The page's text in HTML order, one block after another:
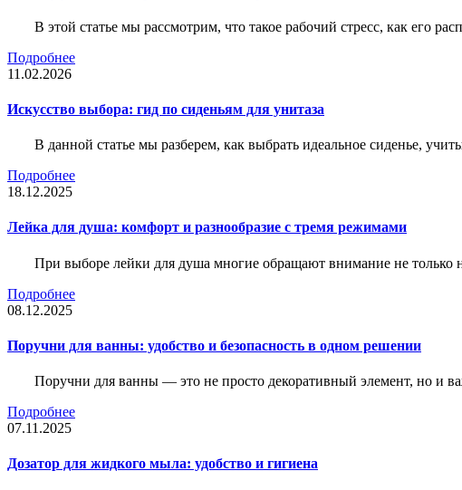
В этой статье мы рассмотрим, что такое рабочий стресс, как его
Подробнее
11.02.2026
Искусство выбора: гид по сиденьям для унитаза
В данной статье мы разберем, как выбрать идеальное сиденье,
Подробнее
18.12.2025
Лейка для душа: комфорт и разнообразие с тремя режимами
При выборе лейки для душа многие обращают внимание не только
Подробнее
08.12.2025
Поручни для ванны: удобство и безопасность в одном решении
Поручни для ванны — это не просто декоративный элемент, но и
Подробнее
07.11.2025
Дозатор для жидкого мыла: удобство и гигиена